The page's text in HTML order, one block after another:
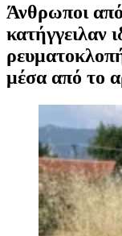
Άνθρωποι
κατήγγειλαν
μέσα από το